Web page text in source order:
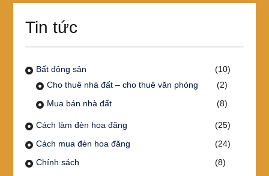
Tin tức
Bất động sản
(10)
Cho thuê nhà đất – cho thuê văn phòng
(2)
Mua bán nhà đất
(8)
Cách làm đèn hoa đăng
(25)
Cách mua đèn hoa đăng
(24)
Chính sách
(8)